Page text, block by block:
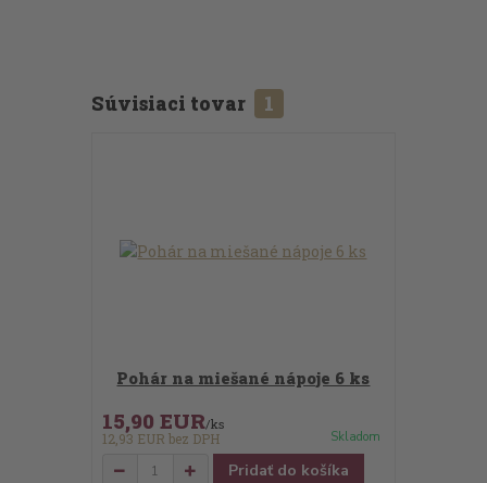
Súvisiaci tovar 1
Pohár na miešané nápoje 6 ks
15,90 EUR/ks
12,93 EUR bez DPH Skladom
Pridať do košíka